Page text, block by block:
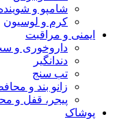
شامپو و
کرم و لوسیون
ایمنی و مراقبت
داروخوری و
دندانگیر
تب‌ سنج
زانو بند و
پیجر، قفل و
پوشاک